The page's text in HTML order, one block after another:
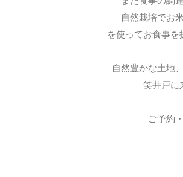
自然栽培でお
を使ってお食事を
自然豊かな土地
笑井戸に
ご予約